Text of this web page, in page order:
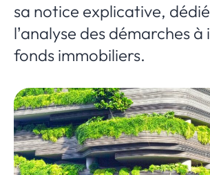
sa notice explicative,
l’analyse des démarches
fonds immobiliers.